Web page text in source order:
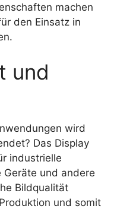
machen
den Einsatz in
und
wird
Das Display
industrielle
Geräte und andere
Bildqualität
und somit